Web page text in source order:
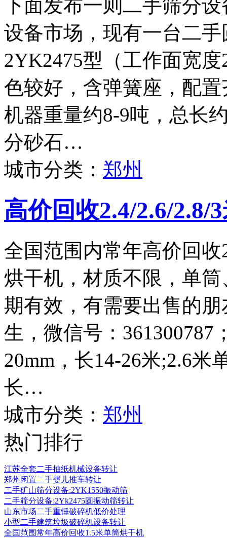
下面发布一则二手筛分
设备市场，现有一台二
2YK2475型（工作面宽
色较好，含弹簧座，配
机器重量约8-9吨，总长
分砂石…
城市分类： 郑州
高价回收2.4/2.6/2.8/
全国范围内常年高价回收
烘干机，材质不限，单
期有效，有需要出售的朋
生，微信号：361300787
20mm，长14-26米;2.6米
长…
城市分类： 郑州
热门排行
江苏全套二手抽纸机械设备转让
郑州闲置二手婴儿推车转让
二手矿山筛分设备:2YK1550振动筛
二手筛分设备:2Yk2475圆振动筛转让
山东市场二手重锤破碎机低价处理
小型二手建筑垃圾破碎机设备转让
全国范围常年高价回收1.5米单筒烘干机